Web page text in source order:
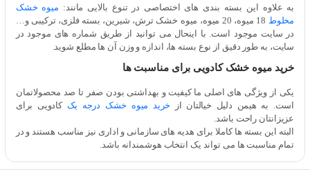
به علاوه این بسته بندی های اختصاصی در تنوع بالایی مانند: میوه خشک
مخلوط
18 میوه، 20 میوه، میوه خشک ترش، شیرین، بسته فلزی، ترکیبی و…
در سایت موجود است. با اینحال می توانید از طریق شماره های موجود در
سایت، به طور دقیق از نوع بسته ها، اندازه و وزن آن ها مطلع شوید.
خرید میوه خشک کادویی برای مناسبت ها
یکی از ویژگی های اصلی ما کیفیت و بهداشتی بودن صفر تا صد محصولاتمان
است. به هیمن دلیل خیالتان از خرید میوه خشک درجه یک کادویی برای
عزیزانتان راحت باشد.
البته این بسته ها کاملا برای هدیه های سازمانی و اداری نیز مناسب هستند و در
تمام مناسبت ها می تواند یک انتخاب هوشمندانه باشد.